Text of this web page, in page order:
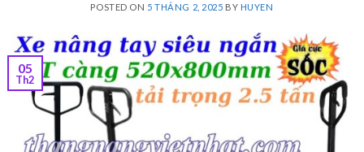
POSTED ON 5 THÁNG 2, 2025 BY HUYEN
05
Th2